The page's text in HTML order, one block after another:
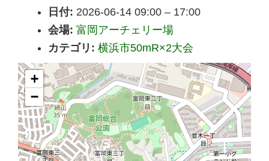
日付: 2026-06-14 09:00 – 17:00
会場: 富岡アーチェリー場
カテゴリ: 横浜市50mR×2大会
+
−